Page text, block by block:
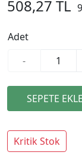
508,27 TL
Adet
-
Kritik Stok